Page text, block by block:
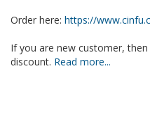
Order here: https://
If you are new customer,
discount. Read more...